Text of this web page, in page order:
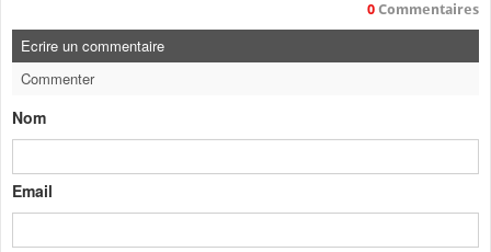
0 Commentaires
Ecrire un commentaire
Commenter
Nom
Email